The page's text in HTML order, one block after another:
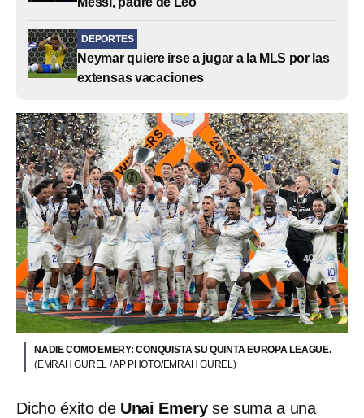
DEPORTES
Neymar quiere irse a jugar a la MLS por las
extensas vacaciones
NADIE COMO EMERY: CONQUISTA SU QUINTA EUROPA LEAGUE.
(EMRAH GUREL / AP PHOTO/EMRAH GUREL)
Dicho éxito de Unai Emeryse suma a una